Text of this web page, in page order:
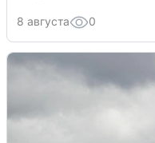
8 августа 0